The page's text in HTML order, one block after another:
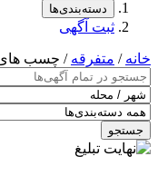
دسته‌بندی‌ها
ثبت آگهی
خانه/ متفرقه/ چسب
جستجو